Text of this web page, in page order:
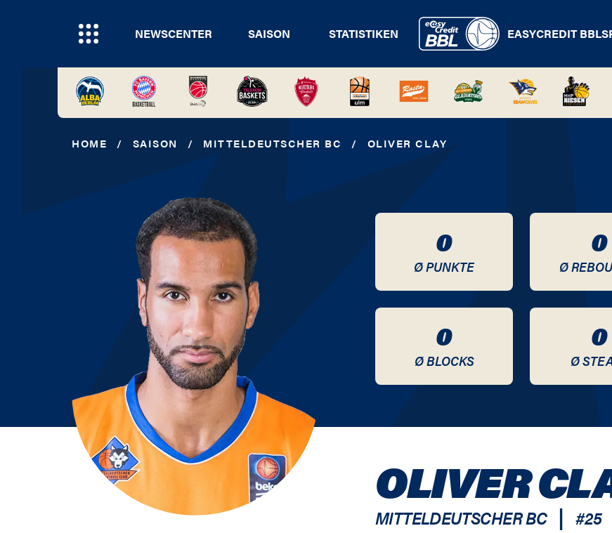
NEWSCENTER SAISON STATISTIKEN EASYCREDIT BBL
HOME / SAISON / MITTELDEUTSCHER BC / OLIVER CLAY
0
Ø PUNKTE
0
Ø
0
Ø BLOCKS
0
Ø
OLIVER
MITTELDEUTSCHER BC | #25